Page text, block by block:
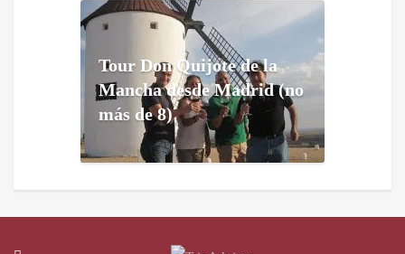
Tour Don Quijote de la
Mancha desde Madrid (no
más de 8)